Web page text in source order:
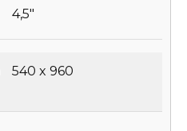
4,5″
540 x 960